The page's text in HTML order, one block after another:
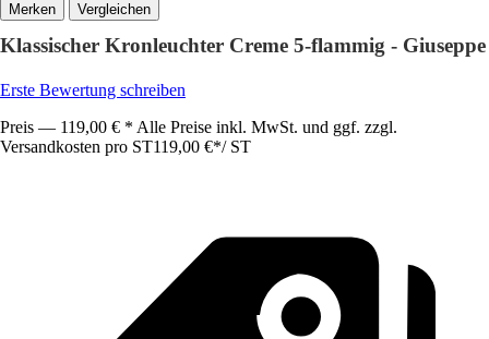
Vergleichen
Klassischer Kronleuchter Creme 5-flammig - Giuseppe
Erste Bewertung schreiben
Preis — 119,00 € * Alle Preise inkl. MwSt. und ggf. zzgl.
Versandkosten pro ST119,00 €*/ ST